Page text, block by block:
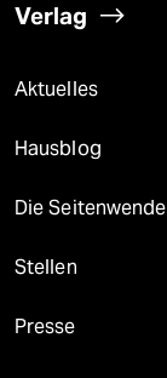
Verlag
Aktuelles
Hausblog
Die Seitenwende
Stellen
Presse